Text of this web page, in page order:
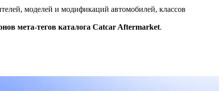
моделей и модификаций автомобилей, классов
мета-тегов каталога Catcar Aftermarket.